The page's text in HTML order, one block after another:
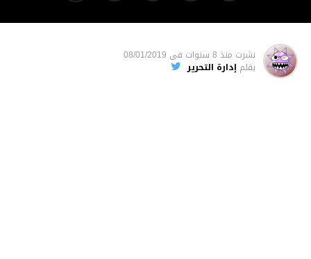
نشرت منذ 8 سنوات فى 08/01/2019
بقلم إدارة التحرير